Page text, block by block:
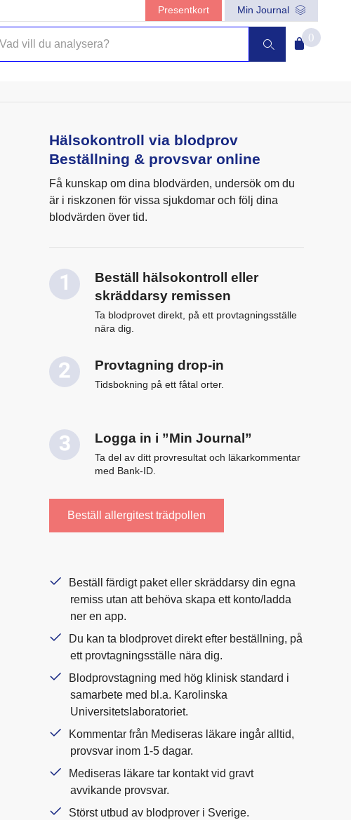
Presentkort Min Journal
0
Hälsokontroll via blodprov
Beställning & provsvar online
Få kunskap om dina blodvärden, undersök om du
är i riskzonen för vissa sjukdomar och följ dina
blodvärden över tid.
Beställ hälsokontroll eller
skräddarsy remissen
Ta blodprovet direkt, på ett provtagningsställe
nära dig.
Provtagning drop-in
Tidsbokning på ett fåtal orter.
Logga in i ”Min Journal”
Ta del av ditt provresultat och läkarkommentar
med Bank-ID.
Beställ allergitest trädpollen
Beställ färdigt paket eller skräddarsy din egna
remiss utan att behöva skapa ett konto/ladda
ner en app.
Du kan ta blodprovet direkt efter beställning, på
ett provtagningsställe nära dig.
Blodprovstagning med hög klinisk standard i
samarbete med bl.a. Karolinska
Universitetslaboratoriet.
Kommentar från Mediseras läkare ingår alltid,
provsvar inom 1-5 dagar.
Mediseras läkare tar kontakt vid gravt
avvikande provsvar.
Störst utbud av blodprover i Sverige.